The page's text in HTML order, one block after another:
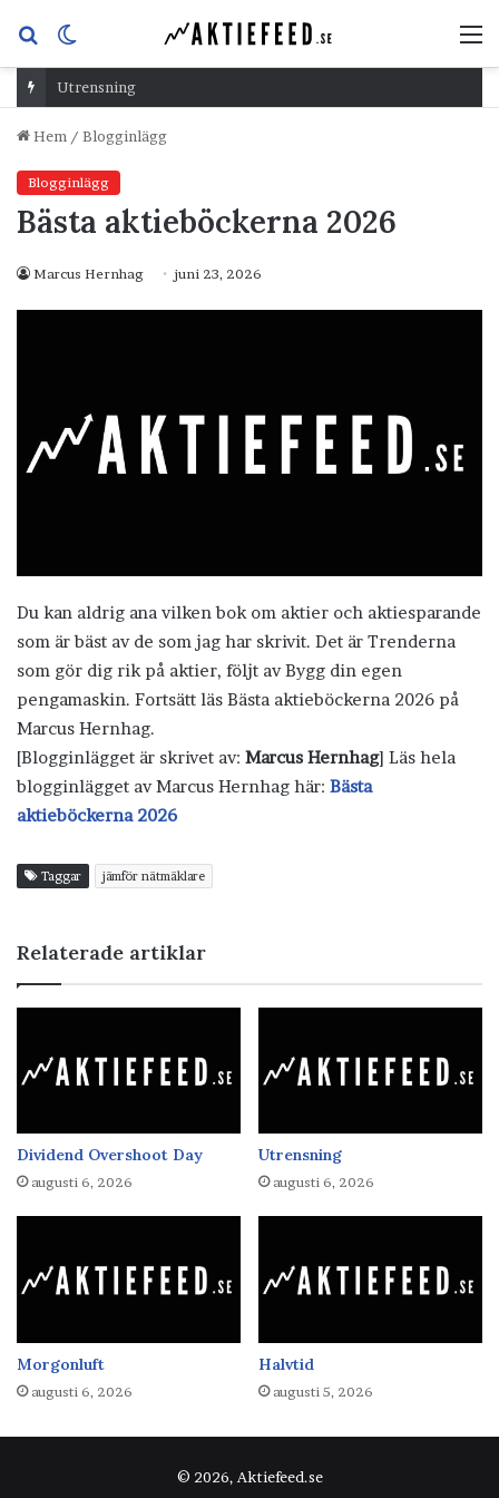
Sök
efterskin
Utrensning
Hem / Blogginlägg
Blogginlägg
Bästa aktieböckerna 2026
Marcus Hernhag juni 23, 2026
Du kan aldrig ana vilken bok om aktier och aktiesparande
som är bäst av de som jag har skrivit. Det är Trenderna
som gör dig rik på aktier, följt av Bygg din egen
pengamaskin. Fortsätt läs Bästa aktieböckerna 2026 på
Marcus Hernhag.
[Blogginlägget är skrivet av: Marcus Hernhag] Läs hela
blogginlägget av Marcus Hernhag här: Bästa
aktieböckerna 2026
Taggar jämför nätmäklare
Relaterade artiklar
Dividend Overshoot Day
augusti 6, 2026
Utrensning
augusti 6, 2026
Morgonluft
augusti 6, 2026
Halvtid
augusti 5, 2026
© 2026, Aktiefeed.se